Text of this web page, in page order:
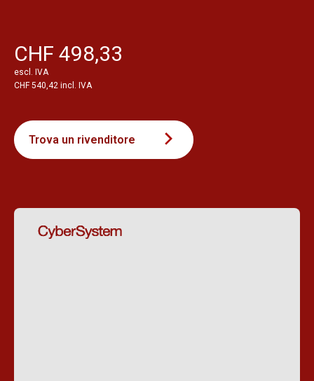
CHF 498,33
escl. IVA
CHF 540,42 incl. IVA
Trova un rivenditore